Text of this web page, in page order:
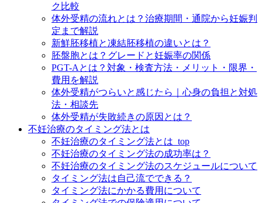
ク比較
体外受精の流れとは？治療期間・通院から妊娠判
定まで解説
新鮮胚移植と凍結胚移植の違いとは？
胚盤胞とは？グレードと妊娠率の関係
PGT-Aとは？対象・検査方法・メリット・限界・
費用を解説
体外受精がつらいと感じたら｜心身の負担と対処
法・相談先
体外受精が失敗続きの原因とは？
不妊治療のタイミング法とは
不妊治療のタイミング法とは_top
不妊治療のタイミング法の成功率は？
不妊治療のタイミング法のスケジュールについて
タイミング法は自己流でできる？
タイミング法にかかる費用について